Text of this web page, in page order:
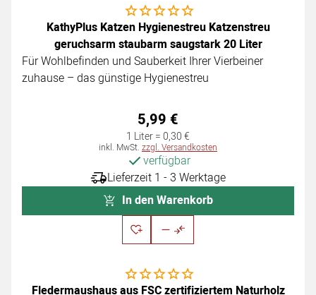
Noch keine Bewertungen abgegeben
KathyPlus Katzen Hygienestreu Katzenstreu
geruchsarm staubarm saugstark 20 Liter
Für Wohlbefinden und Sauberkeit Ihrer Vierbeiner
zuhause – das günstige Hygienestreu
5,99 €
1 Liter =0,30€
Steuerhinweis:
inkl. MwSt. zzgl. Versandkosten
verfügbar
Lieferzeit 1 - 3 Werktage
In den Warenkorb
Noch keine Bewertungen abgegeben
Fledermaushaus aus FSC zertifiziertem Naturholz